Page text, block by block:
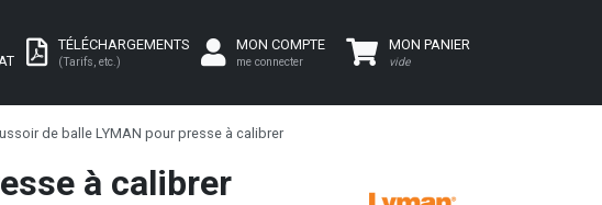
TÉLÉCHARGEMENTS
(Tarifs, etc.)
MON COMPTE
me connecter
MON PANIER
vide
de balle LYMAN pour presse à calibrer
à calibrer